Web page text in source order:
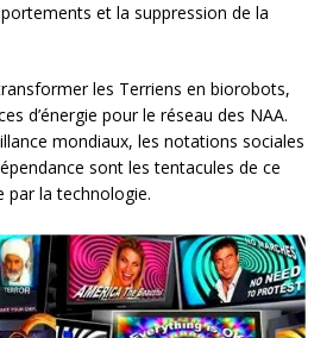
et la suppression de la
les Terriens en biorobots,
d’énergie pour le réseau des NAA.
mondiaux, les notations sociales
sont les tentacules de ce
la technologie.